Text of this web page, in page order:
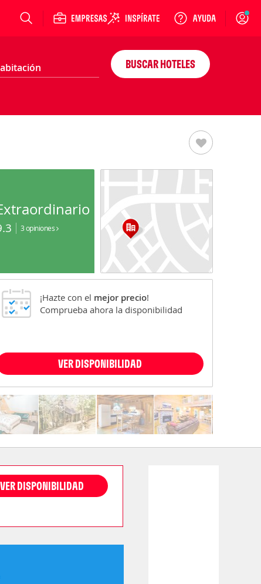
Login
BUSCAR HOTELES
3 opiniones
¡Hazte con el mejor precio!
Comprueba ahora la disponibilidad
VER DISPONIBILIDAD
VER DISPONIBILIDAD